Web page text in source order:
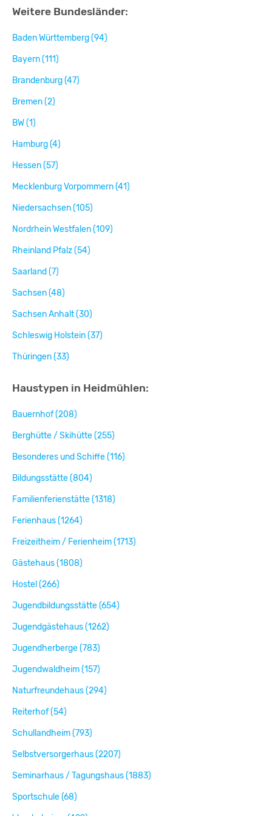
Weitere Bundesländer:
Baden Württemberg (94)
Bayern (111)
Brandenburg (47)
Bremen (2)
BW (1)
Hamburg (4)
Hessen (57)
Mecklenburg Vorpommern (41)
Niedersachsen (105)
Nordrhein Westfalen (109)
Rheinland Pfalz (54)
Saarland (7)
Sachsen (48)
Sachsen Anhalt (30)
Schleswig Holstein (37)
Thüringen (33)
Haustypen in Heidmühlen:
Bauernhof (208)
Berghütte / Skihütte (255)
Besonderes und Schiffe (116)
Bildungsstätte (804)
Familienferienstätte (1318)
Ferienhaus (1264)
Freizeitheim / Ferienheim (1713)
Gästehaus (1808)
Hostel (266)
Jugendbildungsstätte (654)
Jugendgästehaus (1262)
Jugendherberge (783)
Jugendwaldheim (157)
Naturfreundehaus (294)
Reiterhof (54)
Schullandheim (793)
Selbstversorgerhaus (2207)
Seminarhaus / Tagungshaus (1883)
Sportschule (68)